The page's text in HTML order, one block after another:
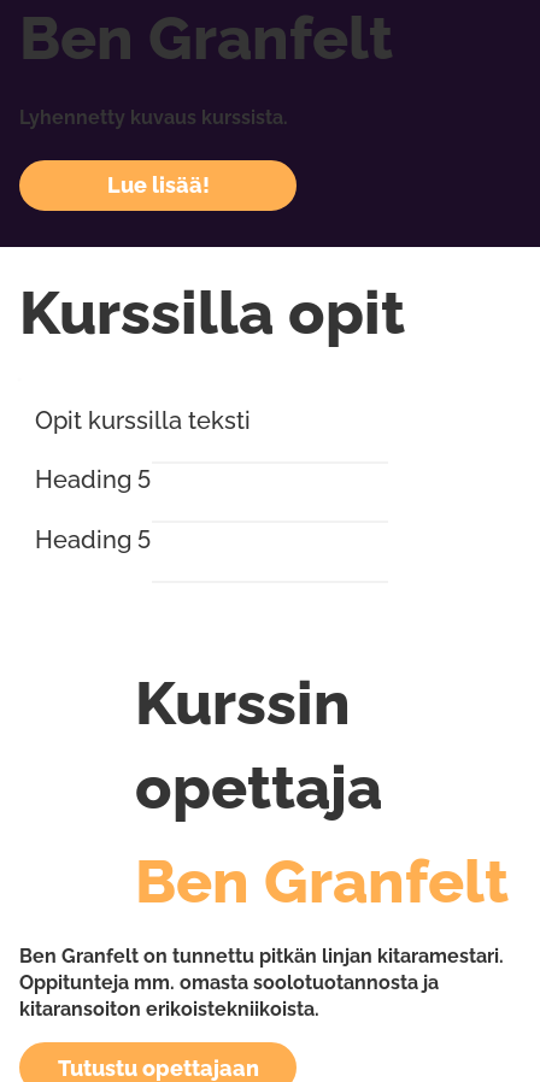
Ben Granfelt
Lyhennetty kuvaus kurssista.
Lue lisää!
Kurssilla opit
Opit kurssilla teksti
Heading 5
Heading 5
Kurssin
opettaja
Ben Granfelt
Ben Granfelt on tunnettu pitkän linjan kitaramestari.
Oppitunteja mm. omasta soolotuotannosta ja
kitaransoiton erikoistekniikoista.
Tutustu opettajaan